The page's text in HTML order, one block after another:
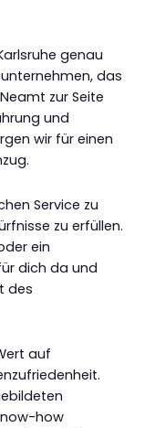
genau
das
zur Seite
und
wir für einen
Service zu
zu erfüllen.
ein
dich da und
des
auf
how